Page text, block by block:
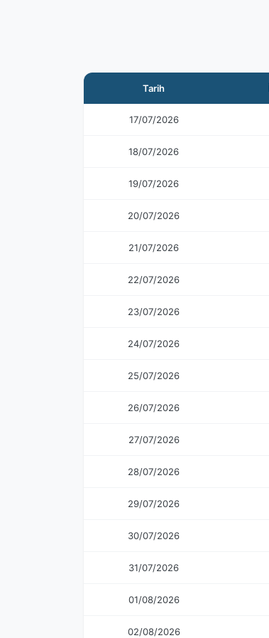
Tarih
17/07/2026
18/07/2026
19/07/2026
20/07/2026
21/07/2026
22/07/2026
23/07/2026
24/07/2026
25/07/2026
26/07/2026
27/07/2026
28/07/2026
29/07/2026
30/07/2026
31/07/2026
01/08/2026
02/08/2026